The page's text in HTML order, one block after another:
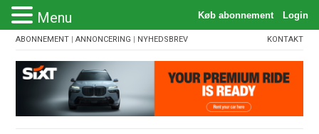
ABONNEMENT |ANNONCERING | NYHEDSBREV KONTAKT
Menu